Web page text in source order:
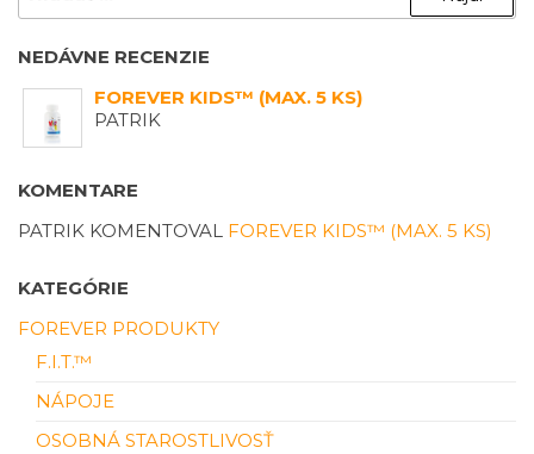
NEDÁVNE RECENZIE
FOREVER KIDS™ (MAX. 5 KS)
PATRIK
KOMENTARE
PATRIK KOMENTOVAL FOREVER KIDS™ (MAX. 5 KS)
KATEGÓRIE
FOREVER PRODUKTY
F.I.T.™
NÁPOJE
OSOBNÁ STAROSTLIVOSŤ